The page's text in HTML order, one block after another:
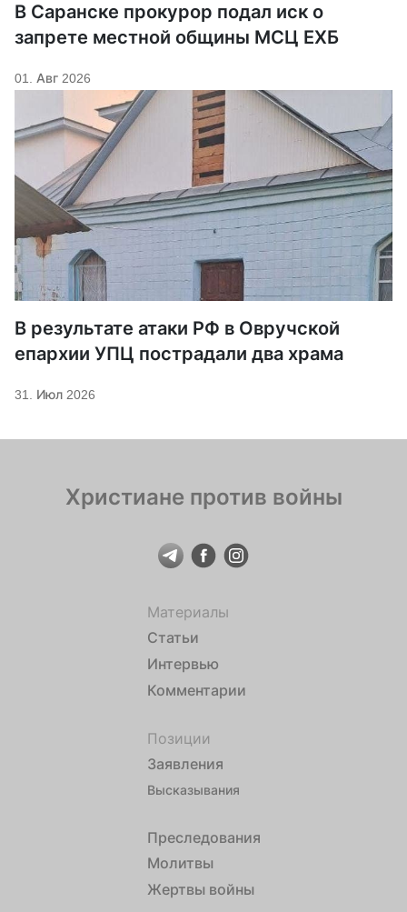
В Саранске прокурор подал иск о
запрете местной общины МСЦ ЕХБ
01. Авг 2026
В результате атаки РФ в Овручской
епархии УПЦ пострадали два храма
31. Июл 2026
Христиане против войны
Материалы
Статьи
Интервью
Комментарии
Позиции
Заявления
Высказывания
Преследования
Молитвы
Жертвы войны